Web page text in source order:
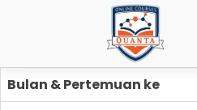
Bulan & Pertemuan ke